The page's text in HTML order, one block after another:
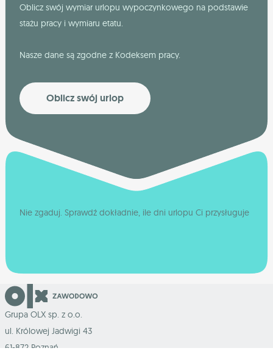
Oblicz swój wymiar urlopu wypoczynkowego na podstawie
stażu pracy i wymiaru etatu.
Nasze dane są zgodne z Kodeksem pracy.
Oblicz swój urlop
Nie zgaduj. Sprawdź dokładnie, ile dni urlopu Ci przysługuje
Grupa OLX sp. z o.o.
ul. Królowej Jadwigi 43
61-872 Poznań